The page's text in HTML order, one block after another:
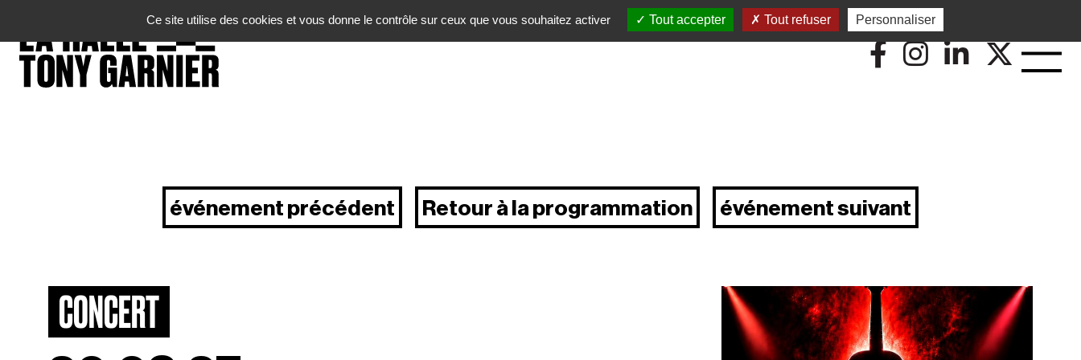
événement précédent Retour à la programmation événement suivant
CONCERT
Panneau de gestion des cookiesCe site utilise des cookies et vous donne le contrôle sur ceux que vous souhaitez activer Tout accepter Tout refuser Personnaliser